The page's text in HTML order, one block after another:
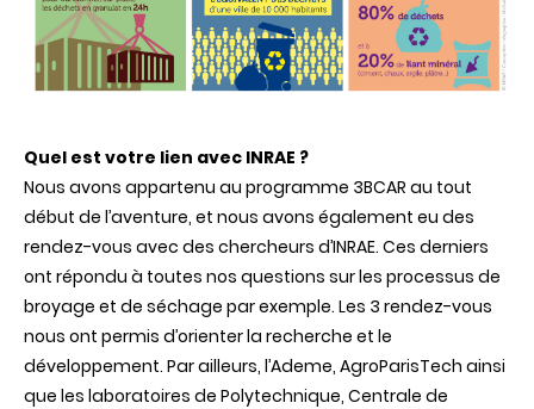
Quel est votre lien avec INRAE ?
Nous avons appartenu au programme 3BCAR au tout
début de l’aventure, et nous avons également eu des
rendez-vous avec des chercheurs d’INRAE. Ces derniers
ont répondu à toutes nos questions sur les processus de
broyage et de séchage par exemple. Les 3 rendez-vous
nous ont permis d’orienter la recherche et le
développement. Par ailleurs, l’Ademe, AgroParisTech ainsi
que les laboratoires de Polytechnique, Centrale de